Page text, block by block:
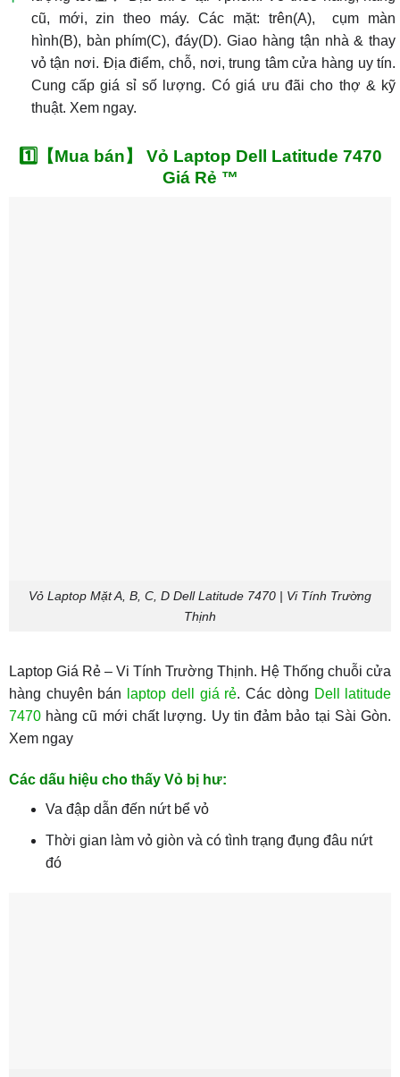
cũ, mới, zin theo máy. Các mặt: trên(A), cụm màn
hình(B), bàn phím(C), đáy(D). Giao hàng tận nhà & thay
vỏ tận nơi. Địa điểm, chỗ, nơi, trung tâm cửa hàng uy tín.
Cung cấp giá sỉ số lượng. Có giá ưu đãi cho thợ & kỹ
thuật. Xem ngay.
1️⃣【Mua bán】 Vỏ Laptop Dell Latitude 7470
Giá Rẻ ™
Vỏ Laptop Mặt A, B, C, D Dell Latitude 7470 | Vi Tính Trường
Thịnh
Laptop Giá Rẻ – Vi Tính Trường Thịnh. Hệ Thống chuỗi cửa
hàng chuyên bán
laptop dell giá rẻ. Các dòng Dell latitude
7470hàng cũ mới chất lượng. Uy tin đảm bảo tại Sài Gòn.
Xem ngay
Các dấu hiệu cho thấy Vỏ bị hư:
Va đập dẫn đến nứt bể vỏ
Thời gian làm vỏ giòn và có tình trạng đụng đâu nứt
đó